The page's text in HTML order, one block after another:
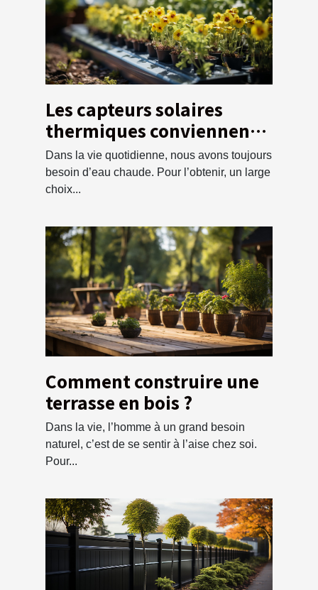
Les capteurs solaires
thermiques conviennent à
vos besoins ?
Dans la vie quotidienne, nous avons toujours
besoin d’eau chaude. Pour l’obtenir, un large
choix...
Comment construire une
terrasse en bois ?
Dans la vie, l’homme à un grand besoin
naturel, c’est de se sentir à l’aise chez soi.
Pour...